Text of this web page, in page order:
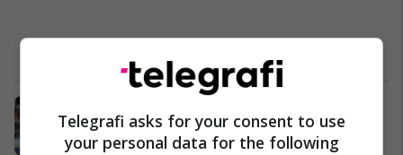
Enriquen: “Ai ka një krenari të
madhe dhe një ego të tepruar”
Telegrafi asks for your consent to use
your personal data for the following